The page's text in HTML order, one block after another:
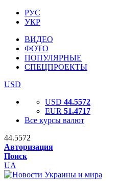
РУС
УКР
ВИДЕО
ФОТО
ПОПУЛЯРНЫЕ
СПЕЦПРОЕКТЫ
USD
USD 44.5572
EUR 51.4717
Все курсы валют
44.5572
Авторизация
Поиск
UA